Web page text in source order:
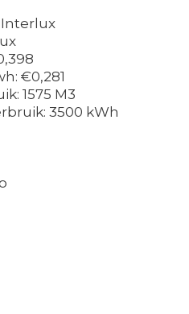
€0,281
1575 M3
3500 kWh